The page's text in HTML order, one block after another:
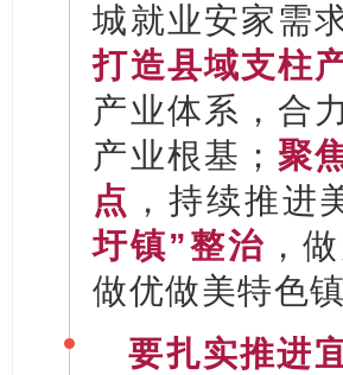
城就业安家需
打造县域支柱
产业体系，合
产业根基； 聚
点 ，持续推进
圩镇”整治 ，
做优做美特色镇
要扎实推进